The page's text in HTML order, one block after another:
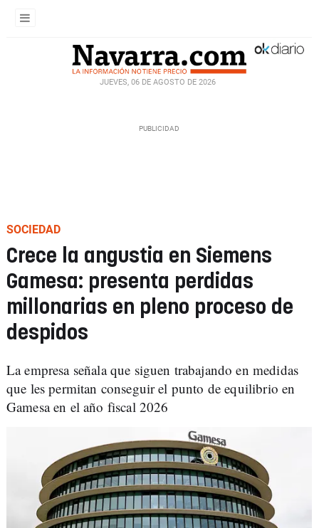
JUEVES, 06 DE AGOSTO DE 2026
SOCIEDAD
Crece la angustia en Siemens
Gamesa: presenta perdidas
millonarias en pleno proceso de
despidos
La empresa señala que siguen trabajando en medidas
que les permitan conseguir el punto de equilibrio en
Gamesa en el año fiscal 2026